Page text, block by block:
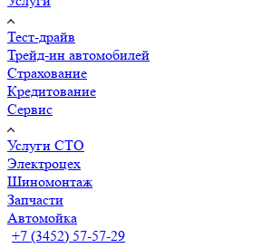
Тест-драйв
Трейд-ин автомобилей
Страхование
Кредитование
Сервис
Услуги СТО
Электроцех
Шиномонтаж
Запчасти
Автомойка
+7 (3452) 57-57-29